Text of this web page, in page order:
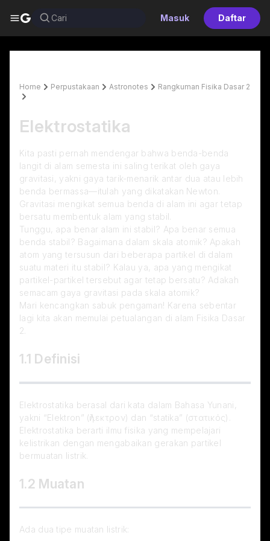
G Cari Masuk Daftar
Home Perpustakaan Astronotes
Rangkuman Fisika Dasar 2
Elektrostatika
Kita pasti pernah mendengar bahwa benda-benda
langit di alam semesta ini saling terikat oleh gaya
gravitasi, yakni gaya tarik-menarik antar dua atau lebih
benda bermassa—itulah yang dikatakan Newton.
Gravitasi mengikat semua benda di alam ini agar tetap
bersatu membentuk alam yang stabil.
Tunggu, apa benar alam ini stabil? Apa benar semua
benda stabil? Bagaimana dalam skala atomik? Apakah
atom yang tersusun dari beberapa partikel di dalam
suatu materi itu stabil? Kalau ya, apa yang mengikat
partikel-partikel tersebut agar tetap bersatu? Adakah
semacam gaya gravitasi pada skala atomik?
Mari kencangkan sabuk pengaman! Karena sebentar
lagi kita akan memulai petualangan di alam Fisika Dasar
2.
1.1 Definisi
Elektrostatika berasal dari kata dalam Bahasa Yunani,
yakni “Elektron” (ἤλεκτρον) dan “statika” (στατικός).
Elektrostatika berarti ilmu fisika yang mempelajari
kelistrikan dengan mengabaikan gerakan partikel
bermuatan listrik.
1.2 Muatan
Ada dua tipe muatan listrik: